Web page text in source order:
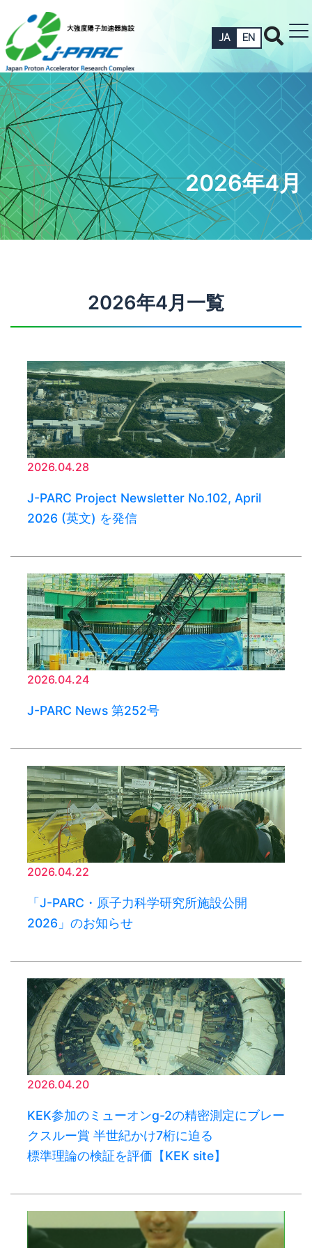
JA EN
2026年4月
2026年4月一覧
2026.04.28
J-PARC Project Newsletter No.102, April
2026 (英文) を発信
2026.04.24
J-PARC News 第252号
2026.04.22
「J-PARC・原子力科学研究所施設公開
2026」のお知らせ
2026.04.20
KEK参加のミューオンg-2の精密測定にブレー
クスルー賞 半世紀かけ7桁に迫る
標準理論の検証を評価【KEK site】